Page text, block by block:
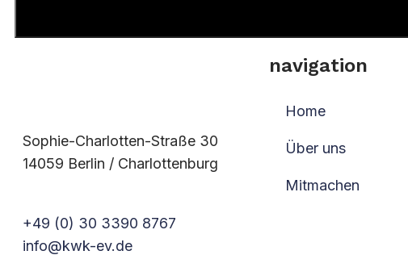
Sophie-Charlotten-Straße 30
14059 Berlin / Charlottenburg
+49 (0) 30 3390 8767
info@kwk-ev.de
navigation
Home
Über uns
Mitmachen